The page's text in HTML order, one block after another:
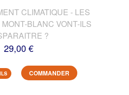
CLIMATIQUE - LES
BLANC VONT-ILS
?
29,00 €
COMMANDER